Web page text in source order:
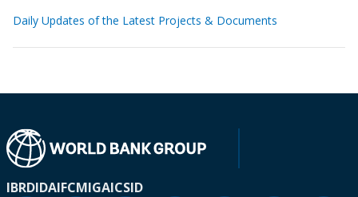
Daily Updates of the Latest Projects & Documents
IBRDIDAIFCMIGAICSID